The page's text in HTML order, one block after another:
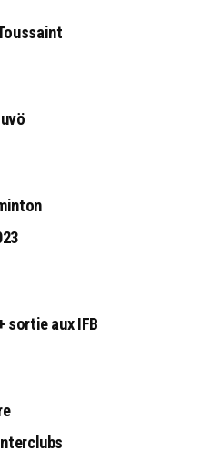
sortie aux IFB